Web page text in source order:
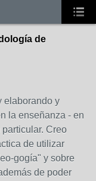
de
elaborando y
la enseñanza - en
Creo
de utilizar
gogía" y sobre
de poder